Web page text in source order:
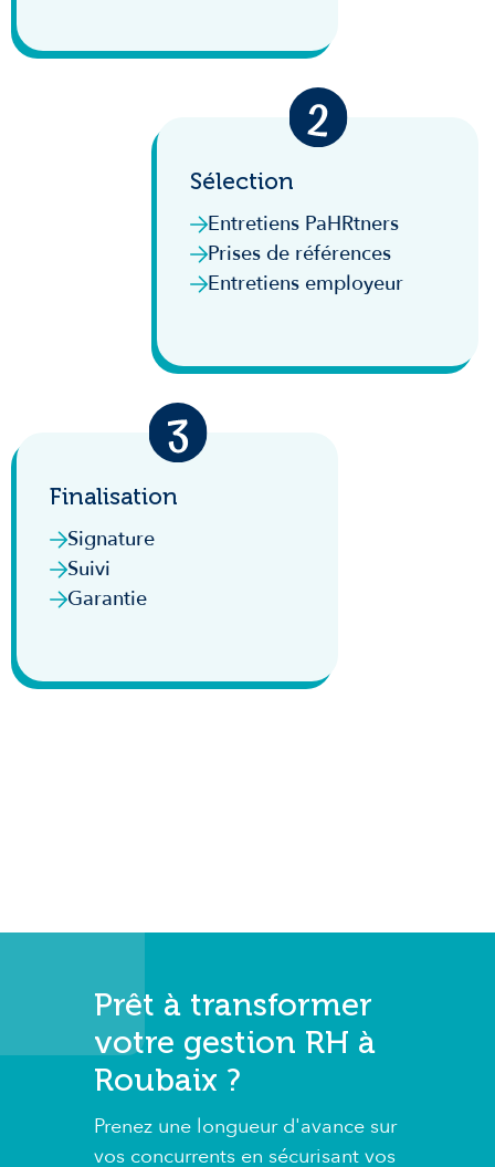
Sélection
Entretiens PaHRtners
Prises de références
Entretiens employeur
Finalisation
Signature
Suivi
Garantie
Prêt à transformer
votre gestion RH à
Roubaix ?
Prenez une longueur d'avance sur
vos concurrents en sécurisant vos